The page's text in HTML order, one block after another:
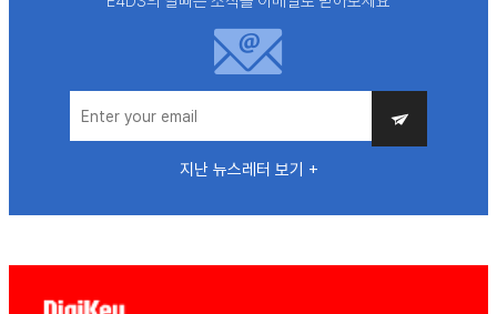
지난 뉴스레터 보기 +